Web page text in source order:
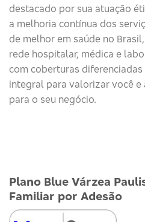
destacado por sua atuação
a melhoria contínua dos
de melhor em saúde no
rede hospitalar, médica e
com coberturas
integral para valorizar você e
para o seu negócio.
Plano Blue Várzea
Familiar por Adesão